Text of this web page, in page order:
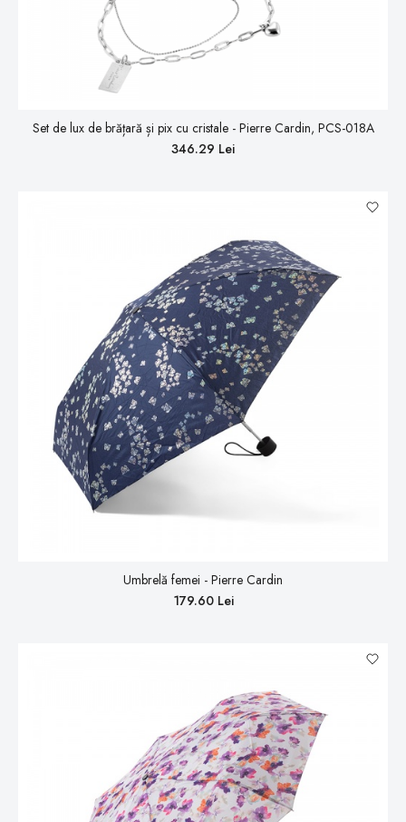
Set de lux de brățară și pix cu cristale - Pierre Cardin, PCS-018A
346.29 Lei
Umbrelă femei - Pierre Cardin
179.60 Lei